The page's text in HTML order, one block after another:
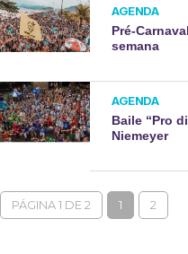
AGENDA
Pré-
semana
AGENDA
Baile “Pro
Niemeyer
PÁGINA 1 DE 2 1 2